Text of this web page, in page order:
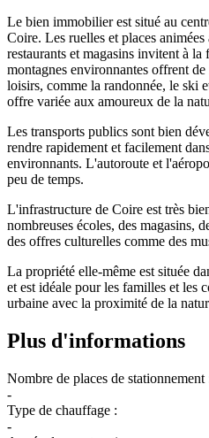
Le bien immobilier est situé au
Coire. Les ruelles et places
restaurants et magasins invitent à la
montagnes environnantes offrent
loisirs, comme la randonnée, le ski
offre variée aux amoureux de la
Les transports publics sont bien
rendre rapidement et facilement
environnants. L'autoroute et
peu de temps.
L'infrastructure de Coire est très
nombreuses écoles, des magasins,
des offres culturelles comme des
La propriété elle-même est située
et est idéale pour les familles et les
urbaine avec la proximité de la
Plus d'informations
Nombre de places de stationnement
-
Type de chauffage :
-